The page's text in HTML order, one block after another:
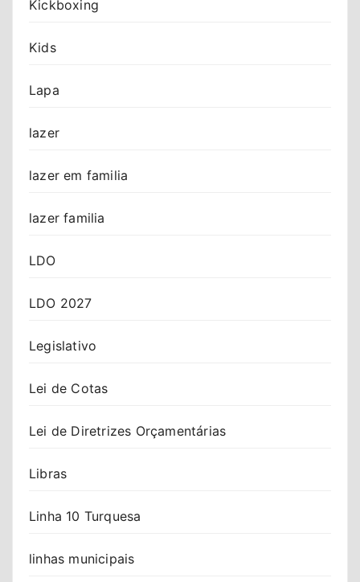
Kickboxing
Kids
Lapa
lazer
lazer em familia
lazer familia
LDO
LDO 2027
Legislativo
Lei de Cotas
Lei de Diretrizes Orçamentárias
Libras
Linha 10 Turquesa
linhas municipais